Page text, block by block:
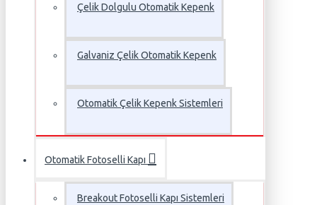
Çelik Dolgulu Otomatik Kepenk
Galvaniz Çelik Otomatik Kepenk
Otomatik Çelik Kepenk Sistemleri
Otomatik Fotoselli Kapı
Breakout Fotoselli Kapı Sistemleri